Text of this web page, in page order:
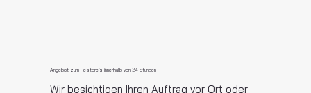
Angebot zum Festpreis innerhalb von 24 Stunden
Wir besichtigen Ihren Auftrag vor Ort oder